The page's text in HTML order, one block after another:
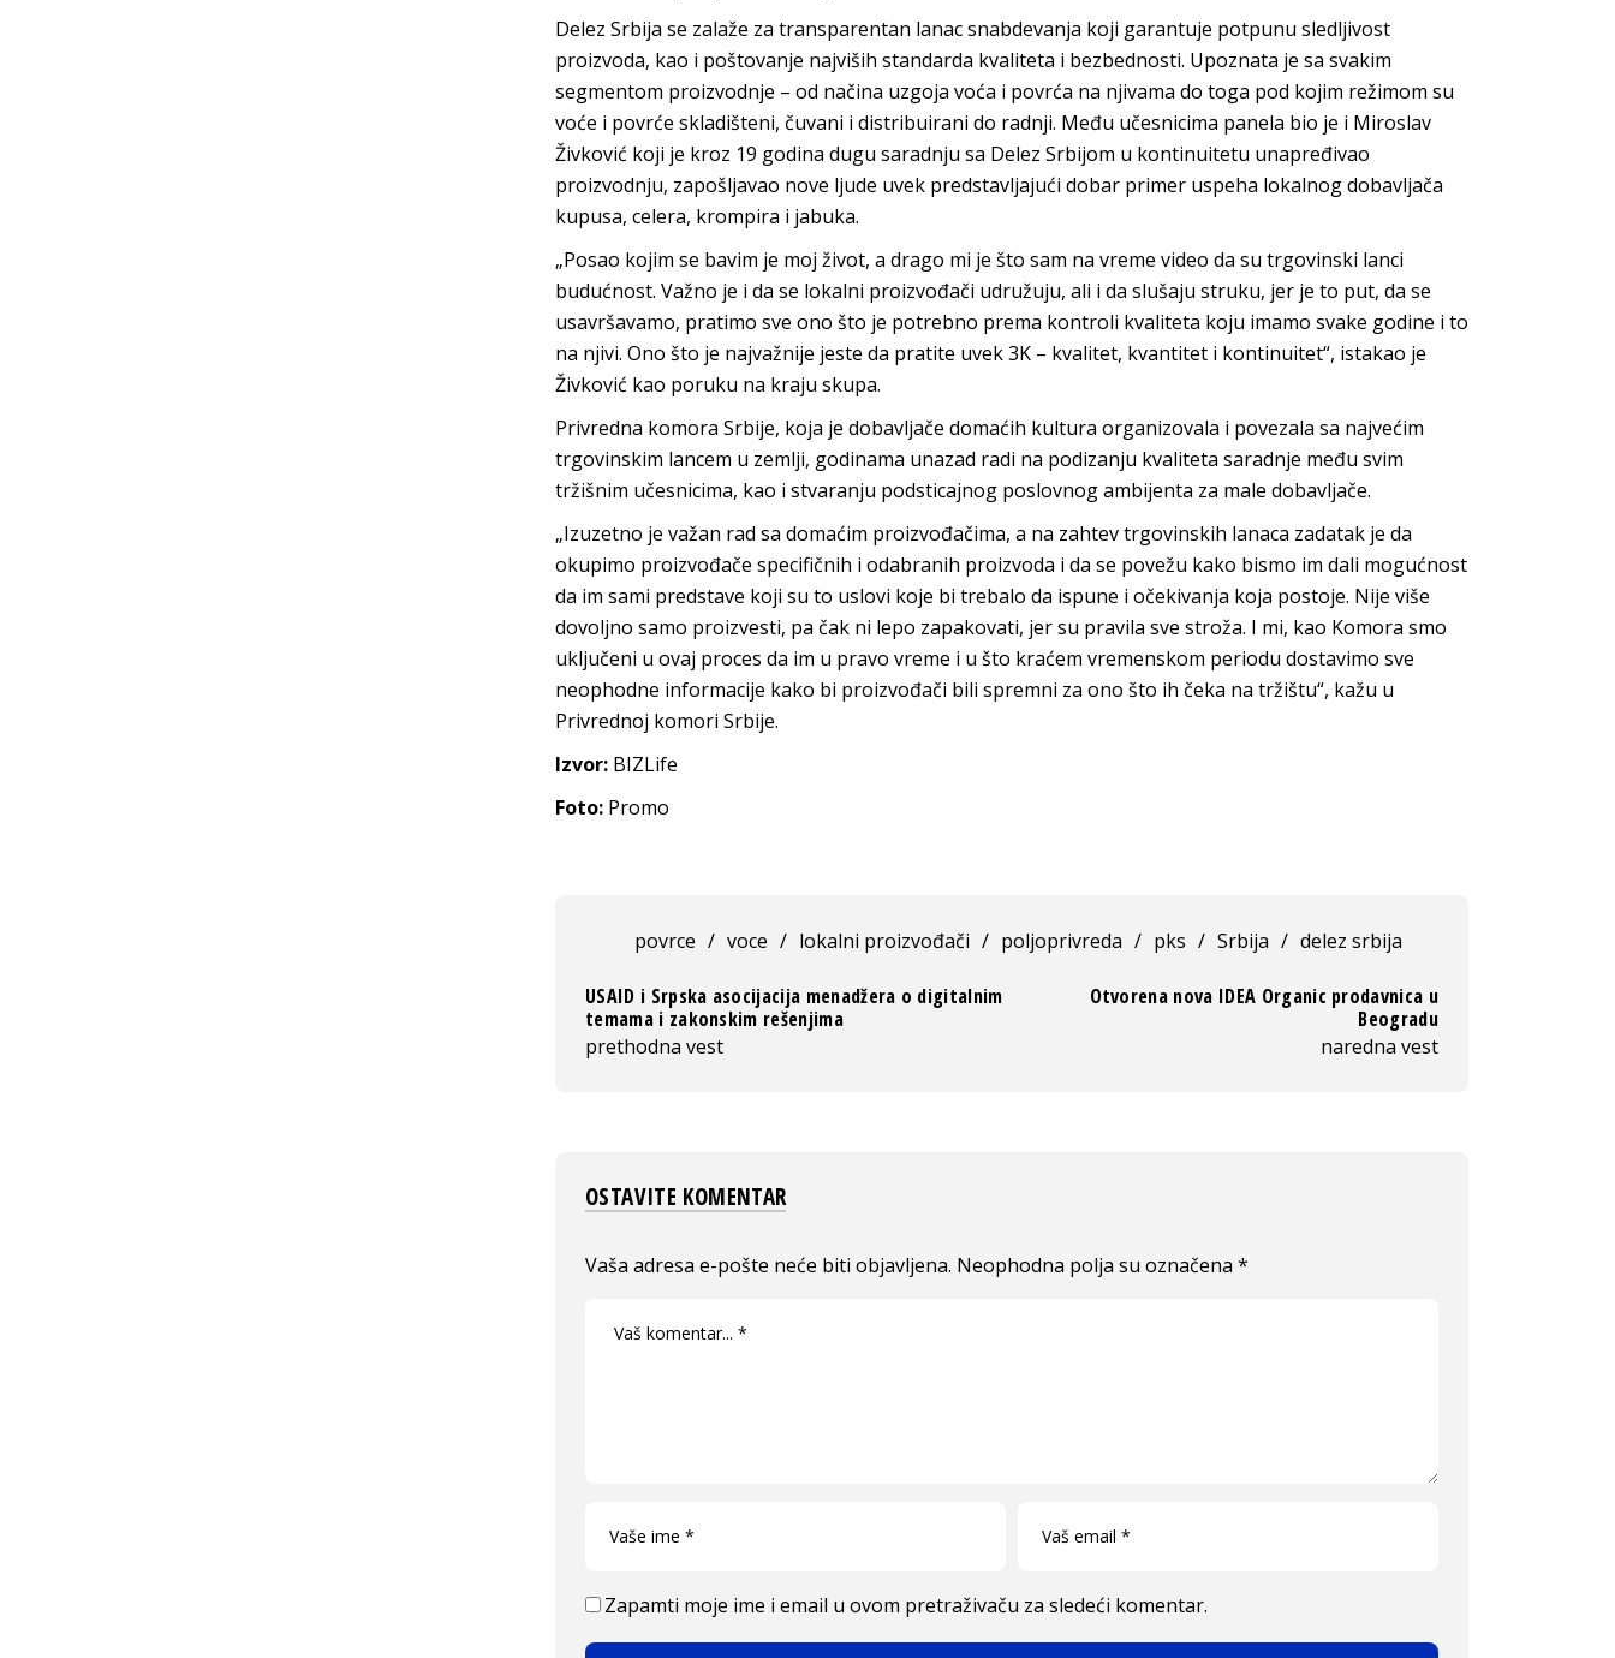
Delez Srbija se zalaže za transparentan lanac snabdevanja koji garantuje potpunu sledljivost
proizvoda, kao i poštovanje najviših standarda kvaliteta i bezbednosti. Upoznata je sa svakim
segmentom proizvodnje – od načina uzgoja voća i povrća na njivama do toga pod kojim režimom su
voće i povrće skladišteni, čuvani i distribuirani do radnji. Među učesnicima panela bio je i Miroslav
Živković koji je kroz 19 godina dugu saradnju sa Delez Srbijom u kontinuitetu unapređivao
proizvodnju, zapošljavao nove ljude uvek predstavljajući dobar primer uspeha lokalnog dobavljača
kupusa, celera, krompira i jabuka.
„Posao kojim se bavim je moj život, a drago mi je što sam na vreme video da su trgovinski lanci
budućnost. Važno je i da se lokalni proizvođači udružuju, ali i da slušaju struku, jer je to put, da se
usavršavamo, pratimo sve ono što je potrebno prema kontroli kvaliteta koju imamo svake godine i to
na njivi. Ono što je najvažnije jeste da pratite uvek 3K – kvalitet, kvantitet i kontinuitet“, istakao je
Živković kao poruku na kraju skupa.
Privredna komora Srbije, koja je dobavljače domaćih kultura organizovala i povezala sa najvećim
trgovinskim lancem u zemlji, godinama unazad radi na podizanju kvaliteta saradnje među svim
tržišnim učesnicima, kao i stvaranju podsticajnog poslovnog ambijenta za male dobavljače.
„Izuzetno je važan rad sa domaćim proizvođačima, a na zahtev trgovinskih lanaca zadatak je da
okupimo proizvođače specifičnih i odabranih proizvoda i da se povežu kako bismo im dali mogućnost
da im sami predstave koji su to uslovi koje bi trebalo da ispune i očekivanja koja postoje. Nije više
dovoljno samo proizvesti, pa čak ni lepo zapakovati, jer su pravila sve stroža. I mi, kao Komora smo
uključeni u ovaj proces da im u pravo vreme i u što kraćem vremenskom periodu dostavimo sve
neophodne informacije kako bi proizvođači bili spremni za ono što ih čeka na tržištu“, kažu u
Privrednoj komori Srbije.
Izvor: BIZLife
Foto: Promo
povrce / voce / lokalni proizvođači / poljoprivreda / pks / Srbija / delez srbija
USAID i Srpska asocijacija menadžera o digitalnim
temama i zakonskim rešenjima
prethodna vest
Otvorena nova IDEA Organic prodavnica u
Beogradu
naredna vest
OSTAVITE KOMENTAR
Vaša adresa e-pošte neće biti objavljena. Neophodna polja su označena *
Zapamti moje ime i email u ovom pretraživaču za sledeći komentar.